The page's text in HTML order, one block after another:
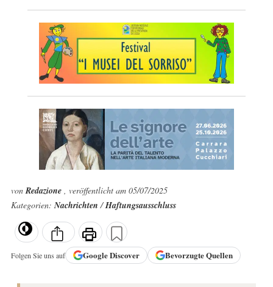
vonRedazione , veröffentlicht am 05/07/2025
Kategorien:Nachrichten/Haftungsausschluss
Folgen Sie uns auf GoogleDiscover Bevorzugte Quellen